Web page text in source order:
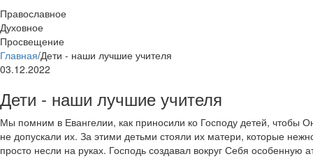
Православное
Духовное
Просвещение
Главная/Дети - наши лучшие учителя
03.12.2022
Дети - наши лучшие учителя
Мы помним в Евангелии, как приносили ко Господу детей, чтобы
не допускали их. За этими детьми стояли их матери, которые
просто несли на руках. Господь создавал вокруг Себя особенную